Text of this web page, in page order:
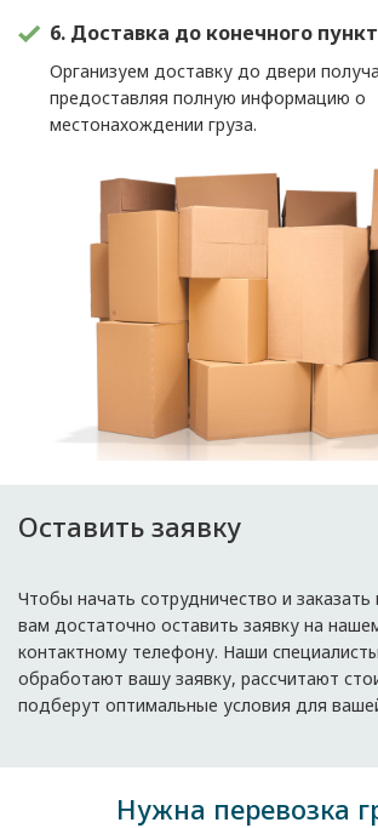
6. Доставка до конечного
Организуем доставку до двери
предоставляя полную информацию о
местонахождении груза.
Оставить заявку
Чтобы начать сотрудничество и заказать
вам достаточно оставить заявку на
контактному телефону. Наши
обработают вашу заявку, рассчитают
подберут оптимальные условия для
Нужна перевозка